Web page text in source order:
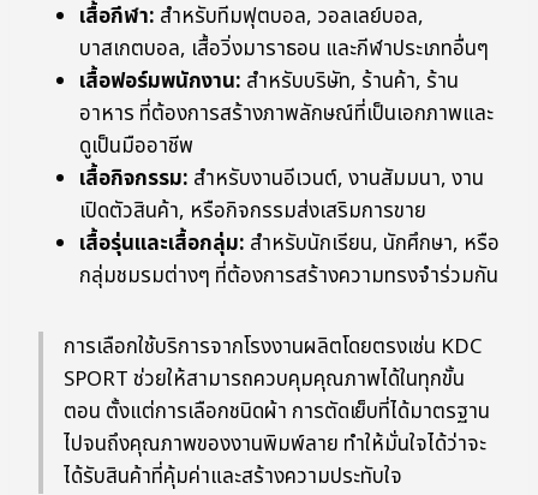
เสื้อกีฬา: สำหรับทีมฟุตบอล, วอลเลย์บอล,
บาสเกตบอล, เสื้อวิ่งมาราธอน และกีฬาประเภทอื่นๆ
เสื้อฟอร์มพนักงาน: สำหรับบริษัท, ร้านค้า, ร้าน
อาหาร ที่ต้องการสร้างภาพลักษณ์ที่เป็นเอกภาพและ
ดูเป็นมืออาชีพ
เสื้อกิจกรรม: สำหรับงานอีเวนต์, งานสัมมนา, งาน
เปิดตัวสินค้า, หรือกิจกรรมส่งเสริมการขาย
เสื้อรุ่นและเสื้อกลุ่ม: สำหรับนักเรียน, นักศึกษา, หรือ
กลุ่มชมรมต่างๆ ที่ต้องการสร้างความทรงจำร่วมกัน
การเลือกใช้บริการจากโรงงานผลิตโดยตรงเช่น KDC
SPORT ช่วยให้สามารถควบคุมคุณภาพได้ในทุกขั้น
ตอน ตั้งแต่การเลือกชนิดผ้า การตัดเย็บที่ได้มาตรฐาน
ไปจนถึงคุณภาพของงานพิมพ์ลาย ทำให้มั่นใจได้ว่าจะ
ได้รับสินค้าที่คุ้มค่าและสร้างความประทับใจ